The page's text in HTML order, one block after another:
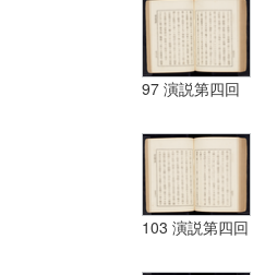
97 演説第四回
103 演説第四回